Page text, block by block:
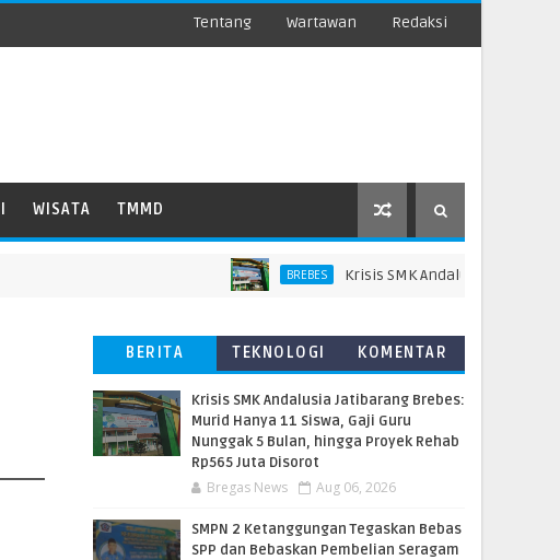
Tentang Wartawan Redaksi
WISATA TMMD
BREBES Krisis SMK Andalusia Jatibarang
BERITA
TERBARU
TEKNOLOGI
KOMENTAR
Krisis SMK Andalusia Jatibarang Brebes:
Murid Hanya 11 Siswa, Gaji Guru
Nunggak 5 Bulan, hingga Proyek Rehab
Rp565 Juta Disorot
Bregas News Aug 06, 2026
SMPN 2 Ketanggungan Tegaskan Bebas
SPP dan Bebaskan Pembelian Seragam